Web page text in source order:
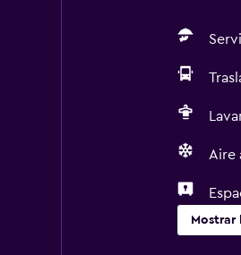
Aire
Mostrar